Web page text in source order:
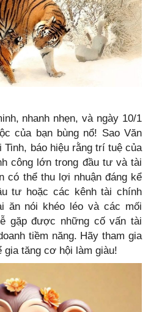
nhanh nhẹn, và ngày 10/1
của bạn bùng nổ! Sao Văn
báo hiệu rằng trí tuệ của
công lớn trong đầu tư và tài
có thể thu lợi nhuận đáng kể
tư hoặc các kênh tài chính
ăn nói khéo léo và các mối
gặp được những cố vấn tài
tiềm năng. Hãy tham gia
tăng cơ hội làm giàu!